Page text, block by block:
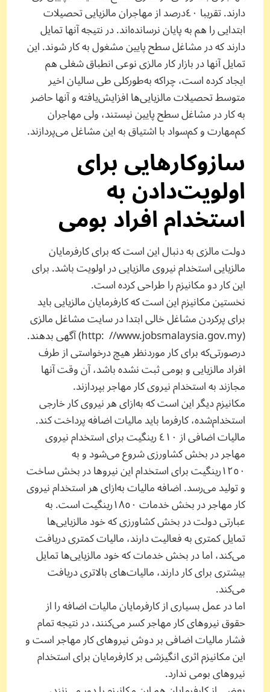
دارند. تقریبا ٤٠‌درصد از مهاجران مالزیایی تحصیلات
ابتدایی را هم به پایان نرسانده‌اند. در نتیجه آنها تمایل
دارند که در مشاغل سطح پایین مشغول به کار شوند. این
تمایل آنها در بازار کار مالزی نوعی انطباق شغلی هم
ایجاد کرده است، چراکه به‌طورکلی طی سالیان اخیر
متوسط تحصیلات مالزیایی‌ها افزایش‌یافته و آنها حاضر
به کار در مشاغل سطح پایین نیستند، ولی مهاجران
کم‌مهارت و کم‌سواد با اشتیاق به این مشاغل می‌پردازند.
سازوکارهایی برای
اولویت‌دادن به
استخدام افراد بومی
دولت مالزی به دنبال این است که برای کارفرمایان
مالزیایی استخدام نیروی مالزیایی در اولویت باشد. برای
این کار دو مکانیزم را طراحی کرده است.
نخستین مکانیزم این است که کارفرمایان مالزیایی باید
برای پرکردن مشاغل خالی ابتدا در سایت مشاغل مالزی
(http: //www.jobsmalaysia.gov.my) آگهی بدهند.
درصورتی‌که برای کار موردنظر هیچ درخواستی از طرف
افراد مالزیایی و بومی ثبت نشده باشد، آن وقت آنها
مجازند به استخدام نیروی کار مهاجر بپردازند.
مکانیزم دیگر این است که به‌ازای هر نیروی کار خارجی
استخدام‌شده، کارفرما باید مالیات اضافه پرداخت کند.
مالیات اضافی از ٤١٠ رینگیت برای استخدام نیروی
مهاجر در بخش کشاورزی شروع می‌شود و به
١٢٥٠رینگیت برای استخدام این نیروها در بخش ساخت
و تولید می‌رسد. اضافه مالیات به‌ازای هر استخدام نیروی
کار مهاجر در بخش خدمات ١٨٥٠رینگیت است. به
عبارتی دولت در بخش کشاورزی که خود مالزیایی‌ها
تمایل کمتری به فعالیت دارند، مالیات کمتری دریافت
می‌کند،‌ اما در بخش خدمات که خود مالزیایی‌ها تمایل
بیشتری برای کار دارند، مالیات‌های بالاتری دریافت
می‌کند.
اما در عمل بسیاری از کارفرمایان مالیات اضافه را از
حقوق نیروهای کار مهاجر کسر می‌کنند، در نتیجه تمام
فشار مالیات اضافی بر دوش نیروهای کار مهاجر است و
این مکانیزم اثری انگیزشی بر کارفرمایان برای استخدام
نیروهای بومی ندارد.